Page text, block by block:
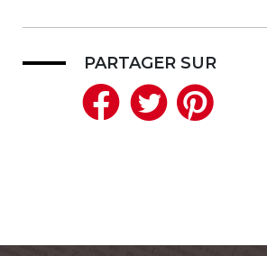
PARTAGER SUR
Facebook
Twitter